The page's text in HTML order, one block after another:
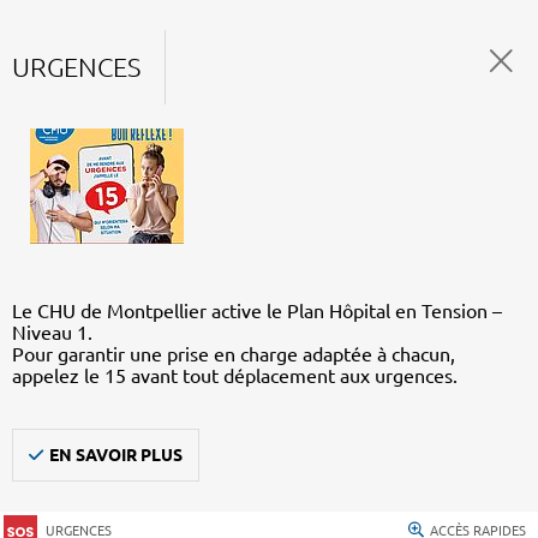
URGENCES
Le CHU de Montpellier active le Plan Hôpital en Tension –
Niveau 1.
Pour garantir une prise en charge adaptée à chacun,
appelez le 15 avant tout déplacement aux urgences.
EN SAVOIR PLUS
URGENCES ACCÈS RAPIDES